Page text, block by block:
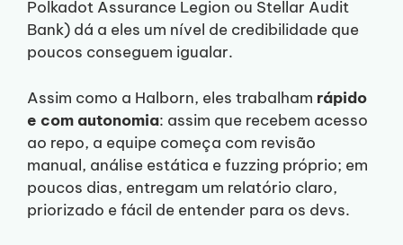
Polkadot Assurance Legion ou Stellar Audit
Bank) dá a eles um nível de credibilidade que
poucos conseguem igualar.
Assim como a Halborn, eles trabalham rápido
e com autonomia: assim que recebem acesso
ao repo, a equipe começa com revisão
manual, análise estática e fuzzing próprio; em
poucos dias, entregam um relatório claro,
priorizado e fácil de entender para os devs.